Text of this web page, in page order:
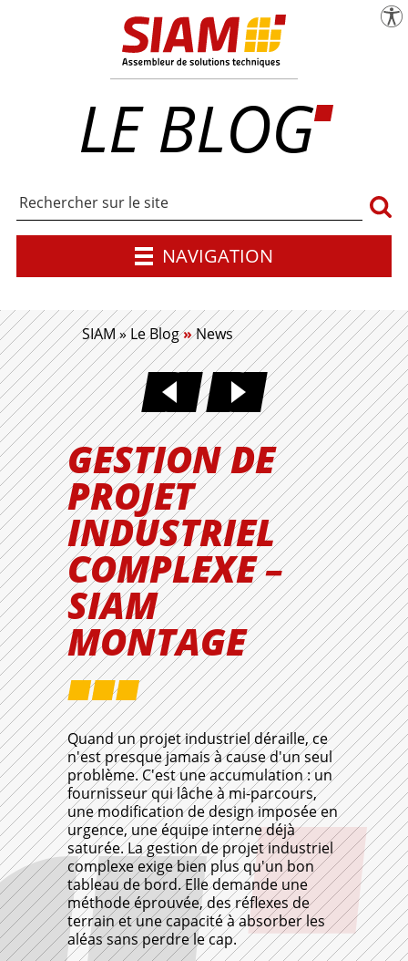
SIAM | Expert en maîtrise d'œuvre
LE BLOG
NAVIGATION
SIAM»Le Blog»News
GUIDE DEMODÈLE DE
GESTION DE
PROJET
INDUSTRIEL
COMPLEXE –
SIAM
MONTAGE
Quand un projet industriel déraille, ce
n'est presque jamais à cause d'un seul
problème. C'est une accumulation : un
fournisseur qui lâche à mi-parcours,
une modification de design imposée en
urgence, une équipe interne déjà
saturée. La gestion de projet industriel
complexe exige bien plus qu'un bon
tableau de bord. Elle demande une
méthode éprouvée, des réflexes de
terrain et une capacité à absorber les
aléas sans perdre le cap.